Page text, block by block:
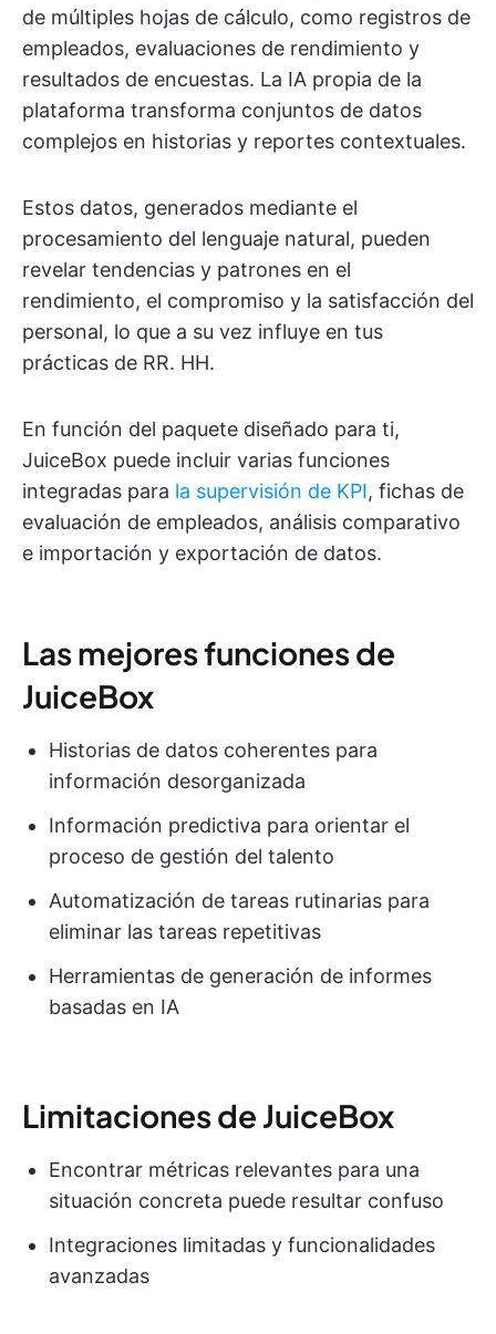
de múltiples hojas de cálculo, como registros de
empleados, evaluaciones de rendimiento y
resultados de encuestas. La IA propia de la
plataforma transforma conjuntos de datos
complejos en historias y reportes contextuales.
Estos datos, generados mediante el
procesamiento del lenguaje natural, pueden
revelar tendencias y patrones en el
rendimiento, el compromiso y la satisfacción del
personal, lo que a su vez influye en tus
prácticas de RR. HH.
En función del paquete diseñado para ti,
JuiceBox puede incluir varias funciones
integradas para la supervisión de KPI, fichas de
evaluación de empleados, análisis comparativo
e importación y exportación de datos.
Las mejores funciones de
JuiceBox
Historias de datos coherentes para
información desorganizada
Información predictiva para orientar el
proceso de gestión del talento
Automatización de tareas rutinarias para
eliminar las tareas repetitivas
Herramientas de generación de informes
basadas en IA
Limitaciones de JuiceBox
Encontrar métricas relevantes para una
situación concreta puede resultar confuso
Integraciones limitadas y funcionalidades
avanzadas